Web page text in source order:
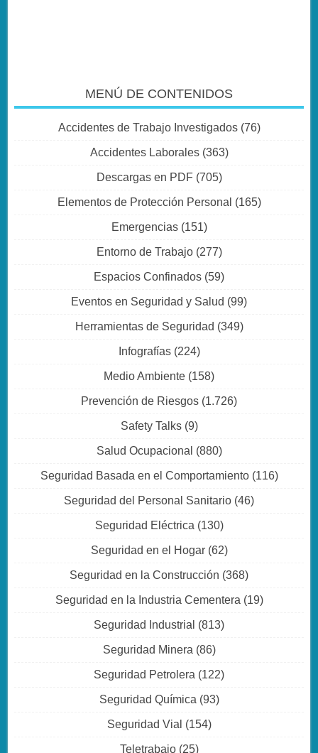
MENÚ DE CONTENIDOS
Accidentes de Trabajo Investigados(76)
Accidentes Laborales(363)
Descargas en PDF(705)
Elementos de Protección Personal (165)
Emergencias(151)
Entorno de Trabajo(277)
Espacios Confinados (59)
Eventos en Seguridad y Salud (99)
Herramientas de Seguridad (349)
Infografías(224)
Medio Ambiente (158)
Prevención de Riesgos (1.726)
Safety Talks(9)
Salud Ocupacional (880)
Seguridad Basada en el Comportamiento(116)
Seguridad del Personal Sanitario (46)
Seguridad Eléctrica (130)
Seguridad en el Hogar(62)
Seguridad en la Construcción (368)
Seguridad en la Industria Cementera (19)
Seguridad Industrial (813)
Seguridad Minera (86)
Seguridad Petrolera (122)
Seguridad Química (93)
Seguridad Vial (154)
Teletrabajo(25)